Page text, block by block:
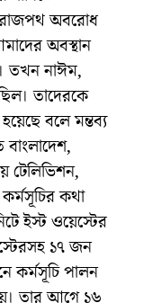
রাজপথ অবরোধ
অবস্থান
তখন নাঈম,
তাদেরকে
বলে মন্তব্য
টেলিভিশন,
কথা
ইস্ট ওয়েস্টের
১৭ জন
কর্মসূচি পালন
তার আগে ১৬